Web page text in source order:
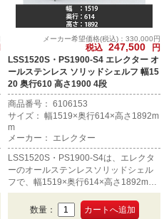
メーカー希望価格(税込)：330,000円
税込 247,500
円
LSS1520S・PS1900-S4 エレクター オ
ールステンレス ソリッドシェルフ 幅15
20 奥行610 高さ1900 4段
商品番号： 6106153
サイズ： 幅1519×奥行614×高さ1892m
m
メーカー： エレクター
LSS1520S・PS1900-S4は、エレクタ
ーのオールステンレスソリッドシェル
フで、幅1519×奥行614×高さ1892mm
の4段です。
数量：